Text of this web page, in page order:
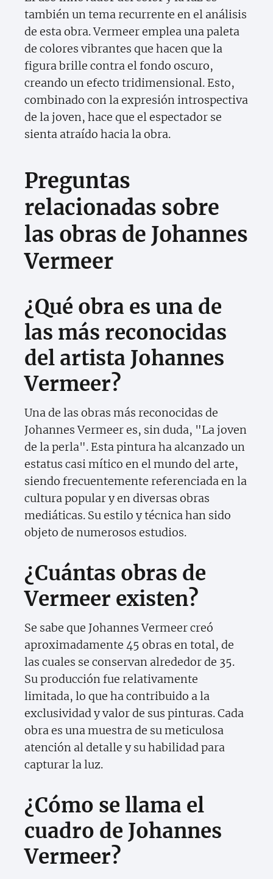
también un tema recurrente en el análisis
de esta obra. Vermeer emplea una paleta
de colores vibrantes que hacen que la
figura brille contra el fondo oscuro,
creando un efecto tridimensional. Esto,
combinado con la expresión introspectiva
de la joven, hace que el espectador se
sienta atraído hacia la obra.
Preguntas
relacionadas sobre
las obras de Johannes
Vermeer
¿Qué obra es una de
las más reconocidas
del artista Johannes
Vermeer?
Una de las obras más reconocidas de
Johannes Vermeer es, sin duda, "La joven
de la perla". Esta pintura ha alcanzado un
estatus casi mítico en el mundo del arte,
siendo frecuentemente referenciada en la
cultura popular y en diversas obras
mediáticas. Su estilo y técnica han sido
objeto de numerosos estudios.
¿Cuántas obras de
Vermeer existen?
Se sabe que Johannes Vermeer creó
aproximadamente 45 obras en total, de
las cuales se conservan alrededor de 35.
Su producción fue relativamente
limitada, lo que ha contribuido a la
exclusividad y valor de sus pinturas. Cada
obra es una muestra de su meticulosa
atención al detalle y su habilidad para
capturar la luz.
¿Cómo se llama el
cuadro de Johannes
Vermeer?